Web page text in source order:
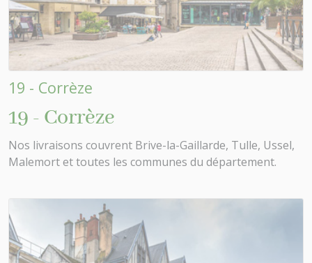
19 - Corrèze
19 - Corrèze
Nos livraisons couvrent Brive-la-Gaillarde, Tulle, Ussel,
Malemort et toutes les communes du département.